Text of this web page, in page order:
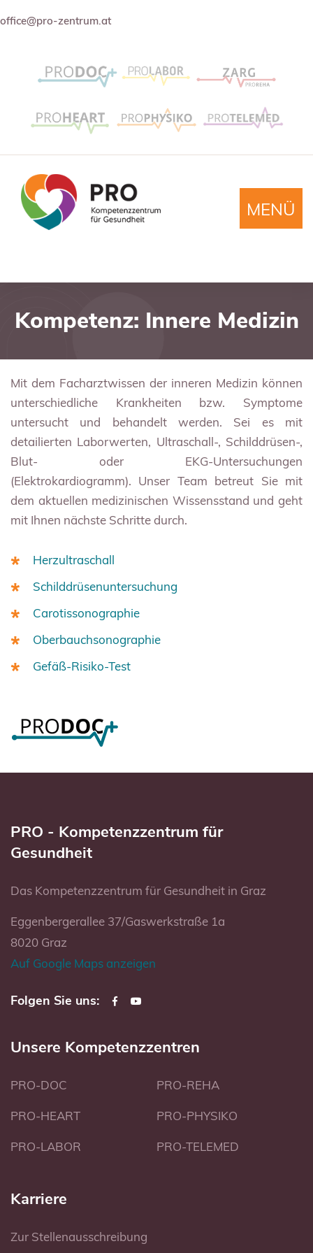
office@pro-zentrum.at
MENÜ
Kompetenz: Innere Medizin
Mit dem Facharztwissen der inneren Medizin können
unterschiedliche Krankheiten bzw. Symptome
untersucht und behandelt werden. Sei es mit
detailierten Laborwerten, Ultraschall-, Schilddrüsen-,
Blut- oder EKG-Untersuchungen
(Elektrokardiogramm). Unser Team betreut Sie mit
dem aktuellen medizinischen Wissensstand und geht
mit Ihnen nächste Schritte durch.
Herzultraschall
Schilddrüsenuntersuchung
Carotissonographie
Oberbauchsonographie
Gefäß-Risiko-Test
PRO - Kompetenzzentrum für
Gesundheit
Das Kompetenzzentrum für Gesundheit in Graz
Eggenbergerallee 37/Gaswerkstraße 1a
8020 Graz
Auf Google Maps anzeigen
Folgen Sie uns:
Unsere Kompetenzzentren
PRO-DOC PRO-REHA
PRO-HEART PRO-PHYSIKO
PRO-LABOR PRO-TELEMED
Karriere
Zur Stellenausschreibung